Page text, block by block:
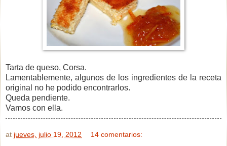
Tarta de queso, Corsa.
Lamentablemente, algunos de los ingredientes de la receta
original no he podido encontrarlos.
Queda pendiente.
Vamos con ella.
at jueves, julio 19, 2012 14 comentarios: